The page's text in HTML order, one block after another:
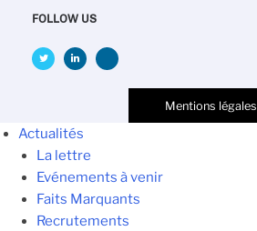
FOLLOW US
Mentions légales
Actualités
La lettre
Evénements à venir
Faits Marquants
Recrutements